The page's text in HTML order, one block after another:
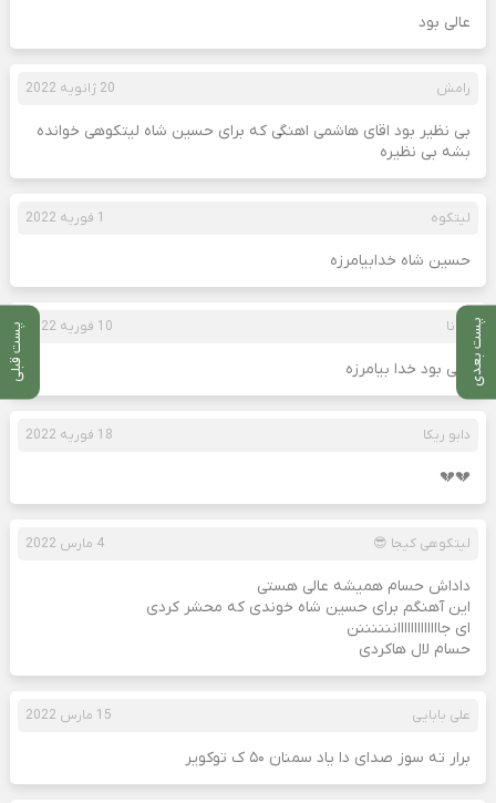
پست بعدی پست قبلی
عالی بود
رامش 20 ژانویه 2022
بی نظیر بود اقای هاشمی اهنگی که برای حسین شاه لیتکوهی خوانده
بشه بی نظیره
لیتکوه 1 فوریه 2022
حسین شاه خدابیامرزه
دیانا 10 فوریه 2022
علی بود خدا بیامرزه
دابو ریکا 18 فوریه 2022
💔💔
لیتکوهی کیجا 😎 4 مارس 2022
داداش حسام همیشه عالی هستی
این آهنگم برای حسین شاه خوندی که محشر کردی
ای جاااااااااااااننننننن
حسام لال هاکردی
علی بابایی 15 مارس 2022
برار ته سوز صدای دا یاد سمنان ۵۰ ک توکویر